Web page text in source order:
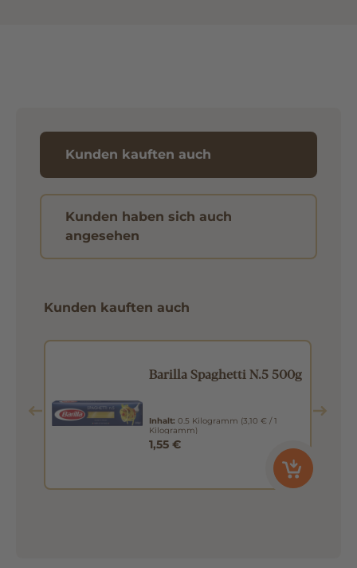
Kunden kauften auch
Kunden haben sich auch
angesehen
Kunden kauften auch
Barilla Spaghetti N.5 500g
Inhalt: 0.5 Kilogramm (3,10 € / 1
Kilogramm)
1,55 €